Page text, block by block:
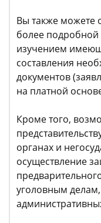
Вы также можете
более подробной
изучением
составления
документов
на платной
Кроме того,
органах и
осуществление
уголовным